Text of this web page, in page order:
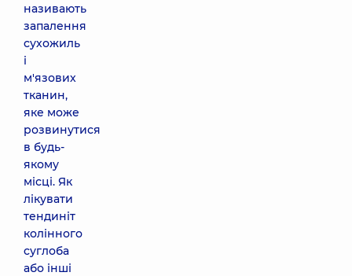
називають
запалення
сухожиль
і
м'язових
тканин,
яке може
розвинутися
в будь-
якому
місці. Як
лікувати
тендиніт
колінного
суглоба
або інші